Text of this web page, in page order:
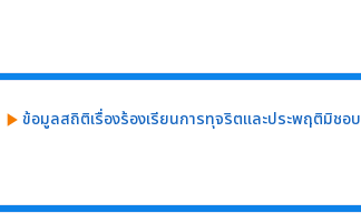
play_arrow ข้อมูลสถิติเรื่องร้องเรียนการทุจริตและประพฤติมิชอบ